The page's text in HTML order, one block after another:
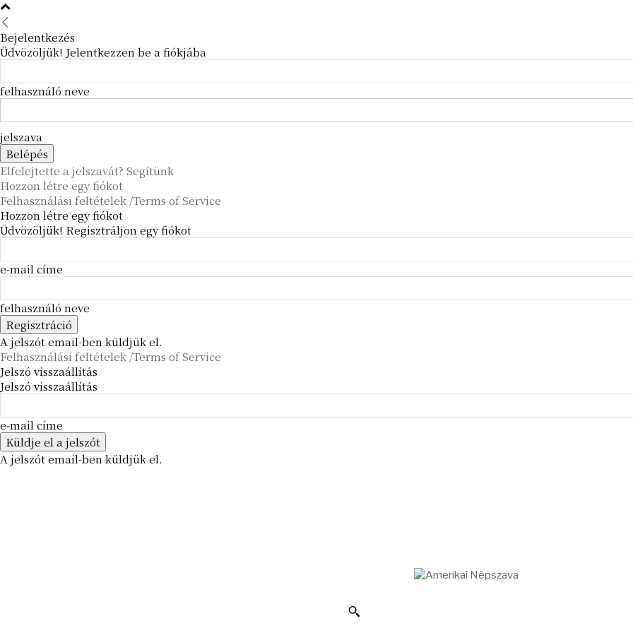
Bejelentkezés
Üdvözöljük! Jelentkezzen be a fiókjába
felhasználó neve
jelszava
Elfelejtette a jelszavát? Segítünk
Hozzon létre egy fiókot
Felhasználási feltételek /Terms of Service
Hozzon létre egy fiókot
Üdvözöljük! Regisztráljon egy fiókot
e-mail címe
felhasználó neve
A jelszót email-ben küldjük el.
Felhasználási feltételek /Terms of Service
Jelszó visszaállítás
Jelszó visszaállítás
e-mail címe
A jelszót email-ben küldjük el.